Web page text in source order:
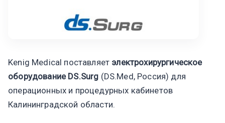
Kenig Medical поставляет электрохирургическое
оборудование DS.Surg (DS.Med, Россия) для
операционных и процедурных кабинетов
Калининградской области.